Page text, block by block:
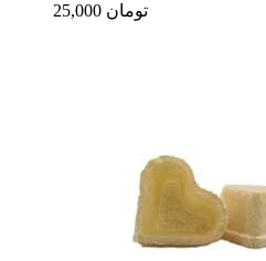
25,000 تومان